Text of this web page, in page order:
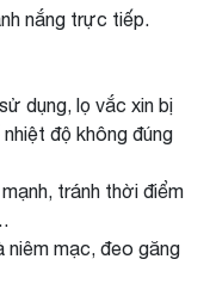
nắng trực tiếp.
dụng, lọ vắc xin bị
độ không đúng
tránh thời điểm
niêm mạc, đeo găng